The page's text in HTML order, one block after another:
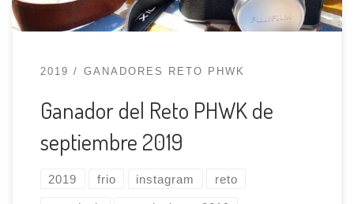
2019 GANADORES RETO PHWK
Ganador del Reto PHWK de
septiembre 2019
2019 frio instagram reto